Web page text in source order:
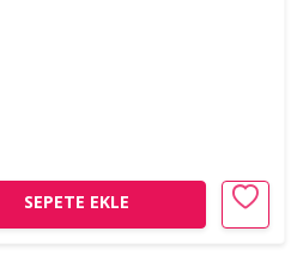
SEPETE EKLE